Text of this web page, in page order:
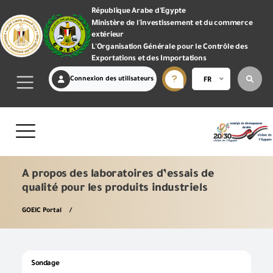
République Arabe d'Egypte
Ministère de l'investissement et du commerce
extérieur
L'Organisation Générale pour le Contrôle des
Exportations et des Importations
Connexion des utilisateurs FR
A propos des laboratoires d’essais de
qualité pour les produits industriels
GOEIC Portal
Sondage